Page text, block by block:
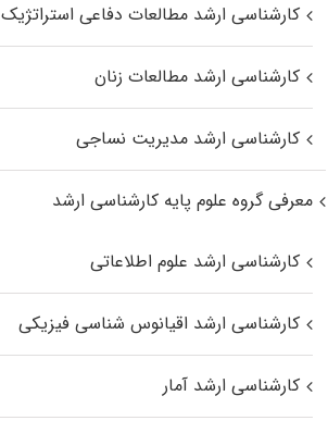
کارشناسی ارشد مطالعات دفاعی استراتژیک
کارشناسی ارشد مطالعات زنان
کارشناسی ارشد مدیریت نساجی
معرفی گروه علوم پایه کارشناسی ارشد
کارشناسی ارشد علوم اطلاعاتی
کارشناسی ارشد اقیانوس‌ شناسی فیزیکی
کارشناسی ارشد آمار